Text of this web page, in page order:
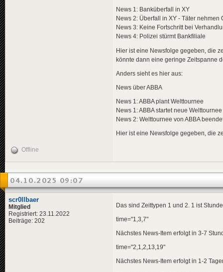
News 1: Banküberfall in XY
News 2: Überfall in XY - Täter nehmen
News 3: Keine Fortschritt bei
News 4: Polizei stürmt Bankfiliale
Hier ist eine Newsfolge gegeben, die
könnte dann eine geringe Zeitspanne
Anders sieht es hier aus:
News über ABBA
News 1: ABBA plant Welttournee
News 1: ABBA startet neue Welttournee
News 2: Welttournee von ABBA
Hier ist eine Newsfolge gegeben, die
Offline
04.10.2025 09:07
scr0llbaer
Mitglied
Registriert: 23.11.2022
Beiträge: 202
Das sind Zeittypen 1 und 2. 1 ist
time="1,3,7"
Nächstes News-Item erfolgt in 3-7
time="2,1,2,13,19"
Nächstes News-Item erfolgt in 1-2